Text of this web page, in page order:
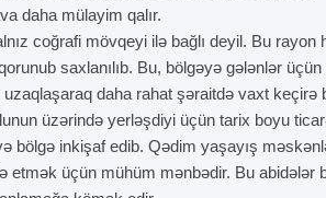
daha mülayim qalır.
coğrafi mövqeyi ilə bağlı deyil. Bu
saxlanılıb. Bu, bölgəyə gələnlər
daha rahat şəraitdə vaxt
üzərində yerləşdiyi üçün tarix boyu
bölgə inkişaf edib. Qədim yaşayış
etmək üçün mühüm mənbədir. Bu